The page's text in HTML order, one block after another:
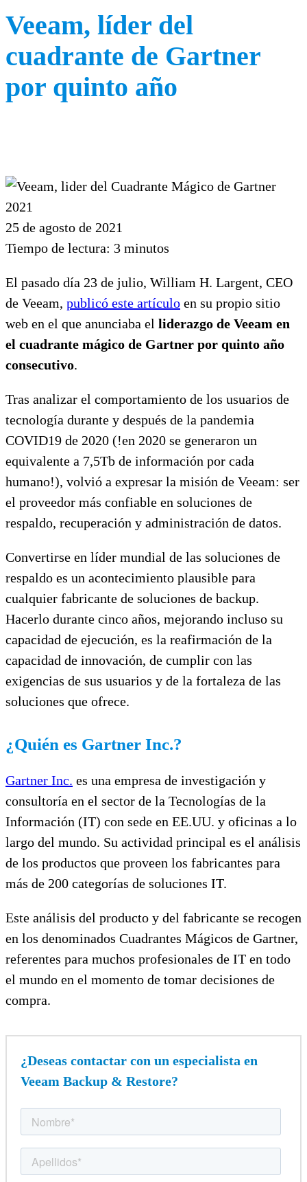
Veeam, líder del
cuadrante de Gartner
por quinto año
25 de agosto de 2021
Tiempo de lectura: 3 minutos
El pasado día 23 de julio, William H. Largent, CEO
de Veeam, publicó este artículo en su propio sitio
web en el que anunciaba el liderazgo de Veeam en
el cuadrante mágico de Gartner por quinto año
consecutivo.
Tras analizar el comportamiento de los usuarios de
tecnología durante y después de la pandemia
COVID19 de 2020 (!en 2020 se generaron un
equivalente a 7,5Tb de información por cada
humano!), volvió a expresar la misión de Veeam: ser
el proveedor más confiable en soluciones de
respaldo, recuperación y administración de datos.
Convertirse en líder mundial de las soluciones de
respaldo es un acontecimiento plausible para
cualquier fabricante de soluciones de backup.
Hacerlo durante cinco años, mejorando incluso su
capacidad de ejecución, es la reafirmación de la
capacidad de innovación, de cumplir con las
exigencias de sus usuarios y de la fortaleza de las
soluciones que ofrece.
¿Quién es Gartner Inc.?
Gartner Inc. es una empresa de investigación y
consultoría en el sector de la Tecnologías de la
Información (IT) con sede en EE.UU. y oficinas a lo
largo del mundo. Su actividad principal es el análisis
de los productos que proveen los fabricantes para
más de 200 categorías de soluciones IT.
Este análisis del producto y del fabricante se recogen
en los denominados Cuadrantes Mágicos de Gartner,
referentes para muchos profesionales de IT en todo
el mundo en el momento de tomar decisiones de
compra.
¿Deseas contactar con un especialista en
Veeam Backup & Restore?